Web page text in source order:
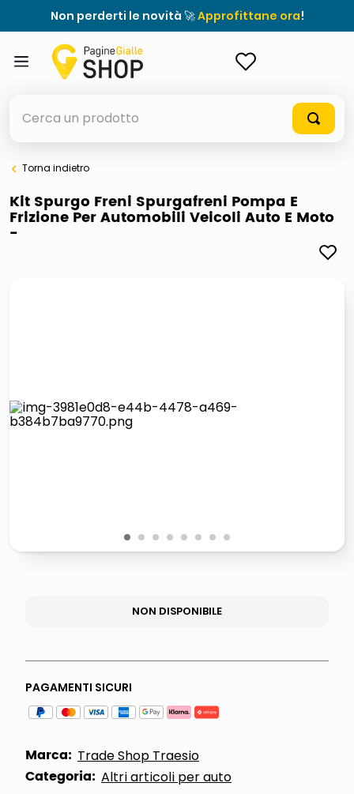
Non perderti le novità 🚀Approfittane ora!
elenchi telefonici
meme
pattumiera raccolta differenziata
Torna indietro
Kit Spurgo Freni Spurgafreni Pompa E
Frizione Per Automobili Veicoli Auto E Moto
-
1 2 3 4 5 6 7 8
NON DISPONIBILE
PAGAMENTI SICURI
Marca: Trade Shop Traesio
Categoria: Altri articoli per auto